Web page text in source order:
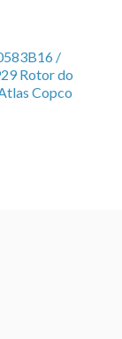
/
Rotor do
Copco